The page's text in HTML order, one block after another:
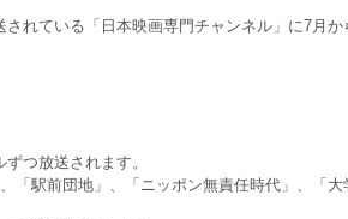
れている「日本映画専門チャンネル」に7月か
つ放送されます。
「駅前団地」、「ニッポン無責任時代」、「大